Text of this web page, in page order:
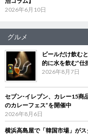
2026年6月10日
グルメ
ビールだけ飲む
的に水を飲む”仕
2026年8月7日
セブン‐イレブン、カレー15
のカレーフェス”を開催中
2026年8月6日
横浜高島屋で「韓国市場」が